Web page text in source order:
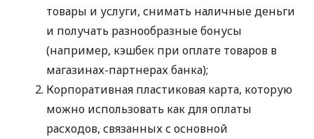
товары и услуги, снимать наличные деньги
и получать разнообразные бонусы
(например, кэшбек при оплате товаров в
магазинах-партнерах банка);
Корпоративная пластиковая карта, которую
можно использовать как для оплаты
расходов, связанных с основной